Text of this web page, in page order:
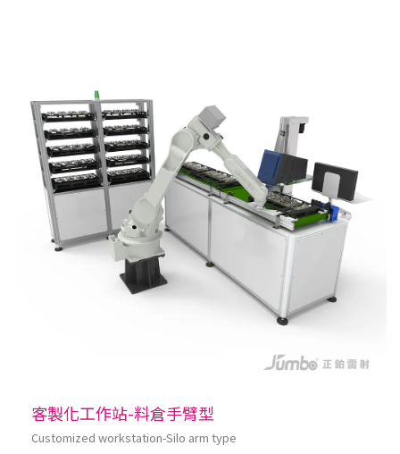
客製化工作站-料倉手臂型
Customized workstation-Silo arm type